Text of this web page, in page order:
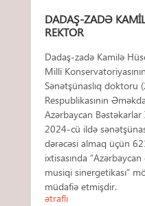
DADAŞ-ZADƏ
REKTOR
Dadaş-zadə Kamilə
Milli
Sənətşünaslıq doktoru
Respublikasının
Azərbaycan
2024-cü ildə
dərəcəsi almaq üçün
ixtisasında
musiqi sinergetikası”
müdafiə etmişdir.
ətraflı